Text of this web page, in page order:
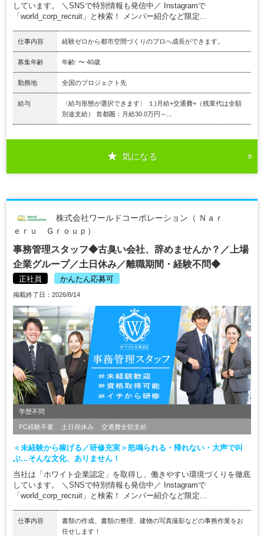
しています。 ＼SNSで特別情報も発信中／ Instagramで
「world_corp_recruit」と検索！ メンバー紹介など限定...
仕事内容 経験ゼロから都市空間づくりのプロへ成長ができます。
募集年齢 年齢: 〜 40歳
勤務地 全国のプロジェクト先
給与
〈給与形態が選択できます〉 １)月給+交通費+（残業代は全額
別途支給） 首都圏：月給30.0万円～...
気になる
株式会社ワールドコーポレーション（ Ｎａｒ
ｅｒｕ Ｇｒｏｕｐ）
事務管理スタッフ◆古臭い会社、辞めませんか？／上場
企業グループ／土日休み／離職期間・経験不問◆
正社員 かんたん応募可
掲載終了日：2026/8/14
学歴不問
PC経験不要 土日祝休み 交通費全額支給
＜未経験から稼げる／研修充実＞怒鳴られる・帰れない・大声で叫
ぶ…そんな文化、ありません！
当社は「ホワイト企業認定」を取得し、働きやすい環境づくりを徹底
しています。 ＼SNSで特別情報も発信中／ Instagramで
「world_corp_recruit」と検索！ メンバー紹介など限定...
仕事内容
書類の作成、書類の整理、建物の写真撮影などの事務作業をお
任せします！